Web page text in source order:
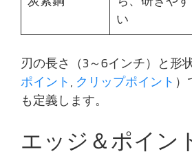
い
刃の長さ（3～6インチ）と形
ポイント, クリップポイント
も定義します。
エッジ＆ポイン